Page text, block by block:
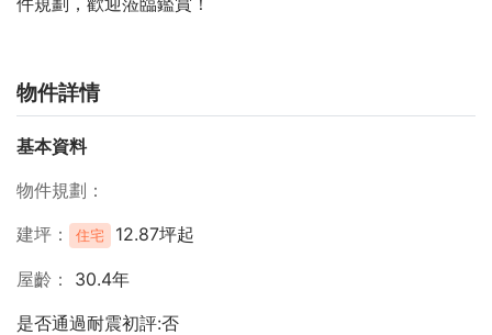
物件詳情
基本資料
物件規劃
建坪
住宅 12.87坪起
屋齡
30.4年
是否通過耐震初評:否